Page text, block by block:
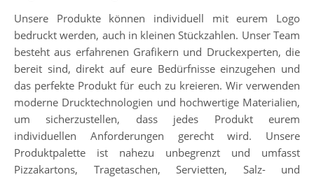
Unsere Produkte können individuell mit eurem Logo
bedruckt werden, auch in kleinen Stückzahlen. Unser Team
besteht aus erfahrenen Grafikern und Druckexperten, die
bereit sind, direkt auf eure Bedürfnisse einzugehen und
das perfekte Produkt für euch zu kreieren. Wir verwenden
moderne Drucktechnologien und hochwertige Materialien,
um sicherzustellen, dass jedes Produkt eurem
individuellen Anforderungen gerecht wird. Unsere
Produktpalette ist nahezu unbegrenzt und umfasst
Pizzakartons, Tragetaschen, Servietten, Salz- und